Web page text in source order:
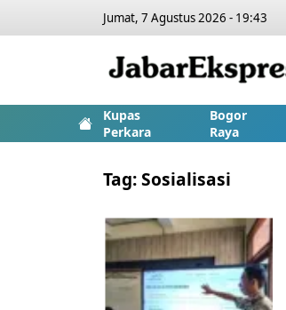
Jumat, 7 Agustus 2026 - 19:43
Kupas
Perkara
Bogor
Raya
Tag:Sosialisasi